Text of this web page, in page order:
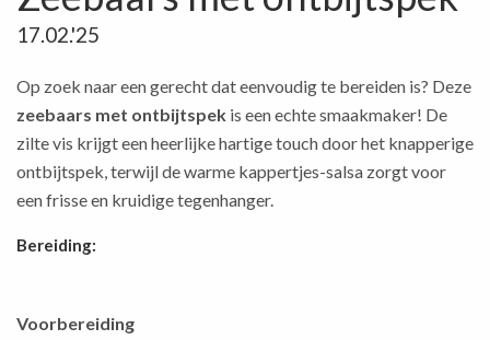
17.02.'25
Op zoek naar een gerecht dat eenvoudig te bereiden is? Deze
zeebaars met ontbijtspek is een echte smaakmaker! De
zilte vis krijgt een heerlijke hartige touch door het knapperige
ontbijtspek, terwijl de warme kappertjes-salsa zorgt voor
een frisse en kruidige tegenhanger.
Bereiding:
Voorbereiding